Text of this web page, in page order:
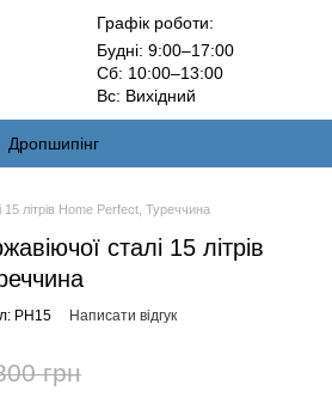
Графік роботи:
Будні: 9:00–17:00
Сб: 10:00–13:00
Вс: Вихідний
Дропшипінг
літрів Home Perfect, Туреччина
сталі 15 літрів
PH15 Написати відгук
грн